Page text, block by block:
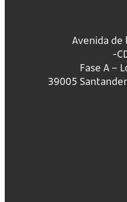
Avenida de
-
Fase A –
39005